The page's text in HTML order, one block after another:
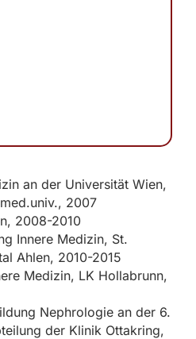
an der Universität Wien,
2007
2008-2010
Innere Medizin, St.
Ahlen, 2010-2015
Medizin, LK Hollabrunn,
Nephrologie an der 6.
der Klinik Ottakring,